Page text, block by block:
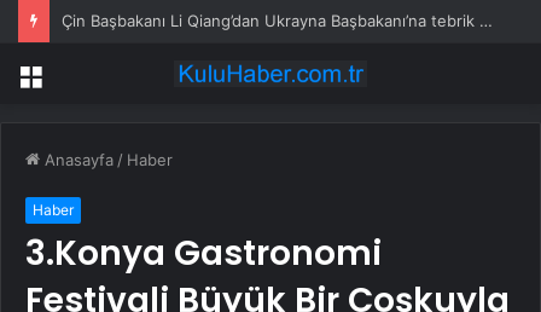
Çin Başbakanı Li Qiang’dan Ukrayna Başbakanı’na tebrik mesajı
Menü
Anasayfa / Haber
Haber
3.Konya Gastronomi
Festivali Büyük Bir Coşkuyla